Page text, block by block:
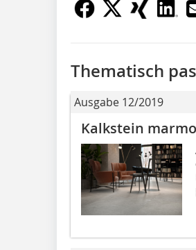
Thematisch
Ausgabe 12/2019
Kalkstein